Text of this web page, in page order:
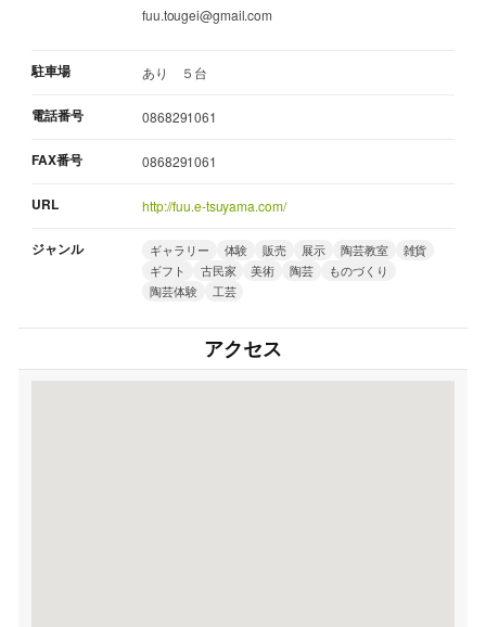
fuu.tougei@gmail.com
駐車場 あり ５台
電話番号 0868291061
FAX番号 0868291061
URL http://fuu.e-tsuyama.com/
ジャンル ギャラリー 体験 販売 展示 陶芸教室
雑貨
ギフト
古民家 美術 陶芸
ものづくり
陶芸体験
工芸
アクセス